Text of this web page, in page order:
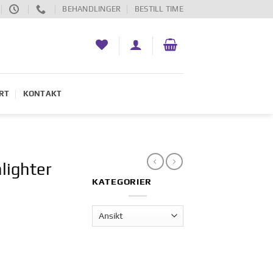
BEHANDLINGER BESTILL TIME
KONTAKT
KATEGORIER